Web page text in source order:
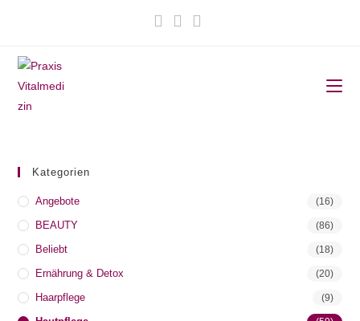
Kategorien
Angebote (16)
BEAUTY (86)
Beliebt (18)
Ernährung & Detox (20)
Haarpflege (9)